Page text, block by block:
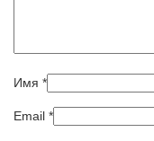
Имя *
Email *